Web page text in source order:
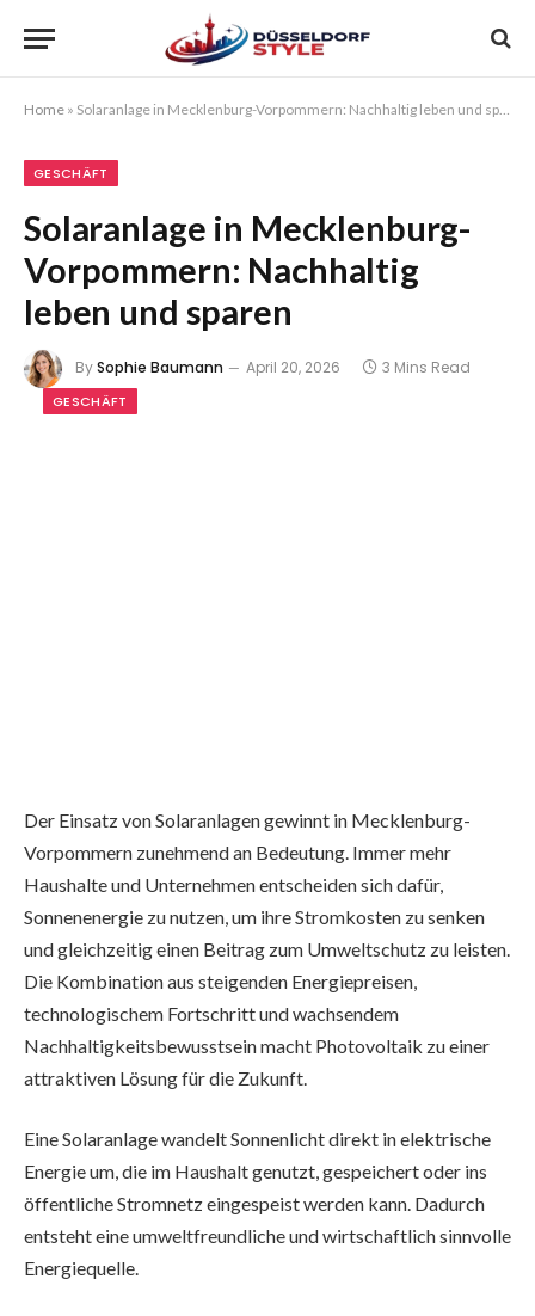
Home » Solaranlage in Mecklenburg-Vorpommern: Nachhaltig leben und sparen
GESCHÄFT
Solaranlage in Mecklenburg-
Vorpommern: Nachhaltig
leben und sparen
BySophie Baumann April 20, 2026 3 Mins Read
GESCHÄFT
Der Einsatz von Solaranlagen gewinnt in Mecklenburg-
Vorpommern zunehmend an Bedeutung. Immer mehr
Haushalte und Unternehmen entscheiden sich dafür,
Sonnenenergie zu nutzen, um ihre Stromkosten zu senken
und gleichzeitig einen Beitrag zum Umweltschutz zu leisten.
Die Kombination aus steigenden Energiepreisen,
technologischem Fortschritt und wachsendem
Nachhaltigkeitsbewusstsein macht Photovoltaik zu einer
attraktiven Lösung für die Zukunft.
Eine Solaranlage wandelt Sonnenlicht direkt in elektrische
Energie um, die im Haushalt genutzt, gespeichert oder ins
öffentliche Stromnetz eingespeist werden kann. Dadurch
entsteht eine umweltfreundliche und wirtschaftlich sinnvolle
Energiequelle.